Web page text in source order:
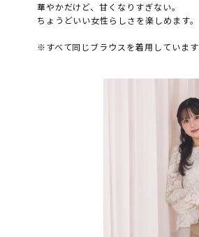
華やかだけど、甘くなりすぎない。
ちょうどいい女性らしさを楽しめます。
※すべて同じブラウスを着用しています